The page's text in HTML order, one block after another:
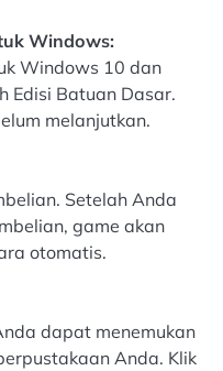
Windows:
Windows 10 dan
Edisi Batuan Dasar.
melanjutkan.
Setelah Anda
game akan
otomatis.
dapat menemukan
Anda. Klik